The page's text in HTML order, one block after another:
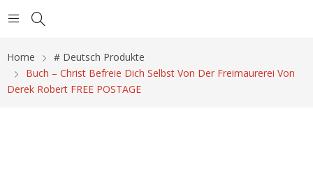
Home
# Deutsch Produkte
Buch – Christ Befreie Dich Selbst Von Der Freimaurerei Von
Derek Robert FREE POSTAGE